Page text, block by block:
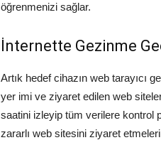
öğrenmenizi sağlar.
İnternette Gezinme
Artık hedef cihazın web tarayıcı
yer imi ve ziyaret edilen web
saatini izleyip tüm verilere kontrol
zararlı web sitesini ziyaret